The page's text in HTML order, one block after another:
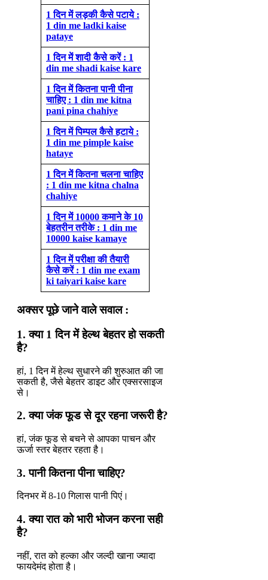
1 दिन में लड़की कैसे पटाये :
1 din me ladki kaise
pataye
1 दिन में शादी कैसे करें : 1
din me shadi kaise kare
1 दिन में कितना पानी पीना
चाहिए : 1 din me kitna
pani pina chahiye
1 दिन में पिम्पल कैसे हटाये :
1 din me pimple kaise
hataye
1 दिन में कितना चलना चाहिए
: 1 din me kitna chalna
chahiye
1 दिन में 10000 कमाने के 10
बेहतरीन तरीके : 1 din me
10000 kaise kamaye
1 दिन में परीक्षा की तैयारी
कैसे करें : 1 din me exam
ki taiyari kaise kare
अक्सर पूछे जाने वाले सवाल :
1. क्या 1 दिन में हेल्थ बेहतर हो सकती
है?
हां, 1 दिन में हेल्थ सुधारने की शुरुआत की जा
सकती है, जैसे बेहतर डाइट और एक्सरसाइज
से।
2. क्या जंक फूड से दूर रहना जरूरी है?
हां, जंक फूड से बचने से आपका पाचन और
ऊर्जा स्तर बेहतर रहता है।
3. पानी कितना पीना चाहिए?
दिनभर में 8-10 गिलास पानी पिएं।
4. क्या रात को भारी भोजन करना सही
है?
नहीं, रात को हल्का और जल्दी खाना ज्यादा
फायदेमंद होता है।